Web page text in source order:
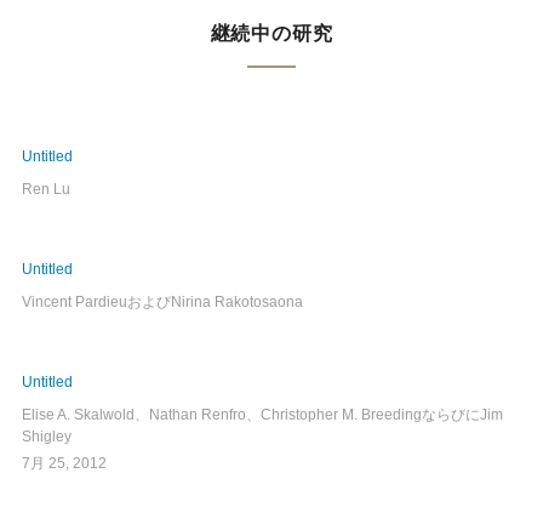
継続中の研究
Untitled
Ren Lu
Untitled
Vincent PardieuおよびNirina Rakotosaona
Untitled
Elise A. Skalwold、Nathan Renfro、Christopher M. BreedingならびにJim
Shigley
7月 25, 2012